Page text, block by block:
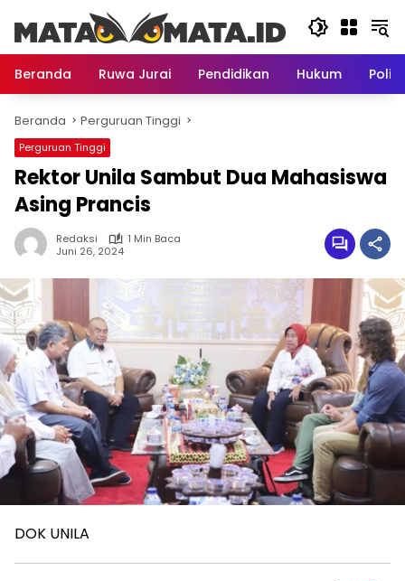
konten
Beranda
Ruwa Jurai Pendidikan Hukum
Beranda Perguruan Tinggi
Perguruan Tinggi
Rektor Unila Sambut Dua Mahasiswa
Asing Prancis
Redaksi
1 Min Baca
Juni 26, 2024
DOK UNILA